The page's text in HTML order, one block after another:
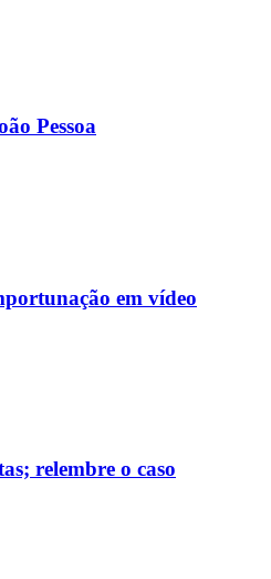
Pessoa
em vídeo
relembre o caso